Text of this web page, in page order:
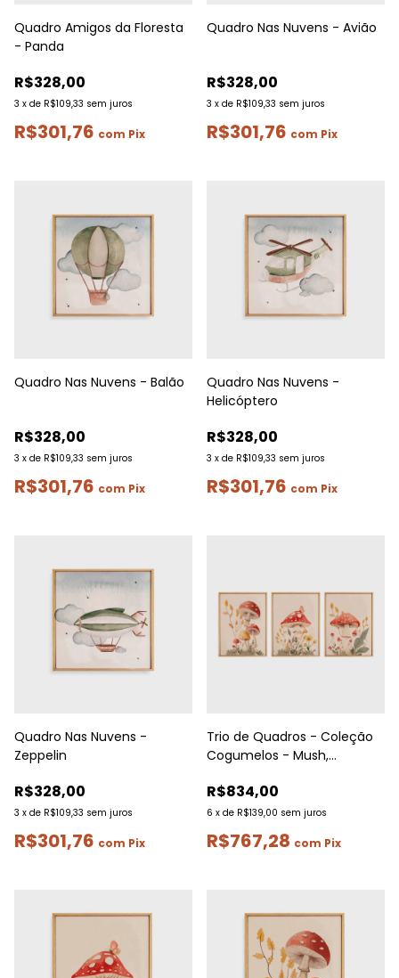
Quadro Amigos da Floresta
- Panda
R$328,00
3 x de R$109,33 sem juros
R$301,76 com Pix
Quadro Nas Nuvens - Avião
R$328,00
3 x de R$109,33 sem juros
R$301,76 com Pix
Quadro Nas Nuvens - Balão
R$328,00
3 x de R$109,33 sem juros
R$301,76 com Pix
Quadro Nas Nuvens -
Helicóptero
R$328,00
3 x de R$109,33 sem juros
R$301,76 com Pix
Quadro Nas Nuvens -
Zeppelin
R$328,00
3 x de R$109,33 sem juros
R$301,76 com Pix
Trio de Quadros - Coleção
Cogumelos - Mush,
R$834,00
6 x de R$139,00 sem juros
R$767,28 com Pix